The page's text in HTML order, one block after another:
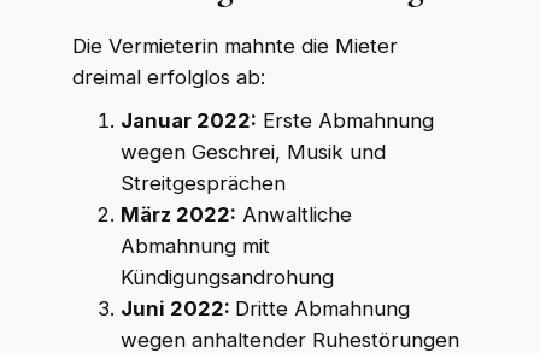
Die Vermieterin mahnte die Mieter
dreimal erfolglos ab:
Januar 2022: Erste Abmahnung
wegen Geschrei, Musik und
Streitgesprächen
März 2022: Anwaltliche
Abmahnung mit
Kündigungsandrohung
Juni 2022: Dritte Abmahnung
wegen anhaltender Ruhestörungen